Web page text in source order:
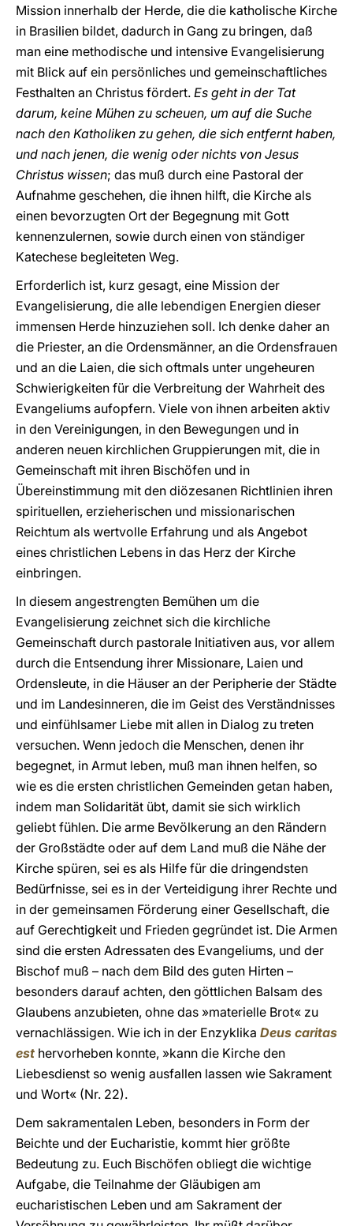
Mission innerhalb der Herde, die die katholische Kirche
in Brasilien bildet, dadurch in Gang zu bringen, daß
man eine methodische und intensive Evangelisierung
mit Blick auf ein persönliches und gemeinschaftliches
Festhalten an Christus fördert. Es geht in der Tat
darum, keine Mühen zu scheuen, um auf die Suche
nach den Katholiken zu gehen, die sich entfernt haben,
und nach jenen, die wenig oder nichts von Jesus
Christus wissen; das muß durch eine Pastoral der
Aufnahme geschehen, die ihnen hilft, die Kirche als
einen bevorzugten Ort der Begegnung mit Gott
kennenzulernen, sowie durch einen von ständiger
Katechese begleiteten Weg.
Erforderlich ist, kurz gesagt, eine Mission der
Evangelisierung, die alle lebendigen Energien dieser
immensen Herde hinzuziehen soll. Ich denke daher an
die Priester, an die Ordensmänner, an die Ordensfrauen
und an die Laien, die sich oftmals unter ungeheuren
Schwierigkeiten für die Verbreitung der Wahrheit des
Evangeliums aufopfern. Viele von ihnen arbeiten aktiv
in den Vereinigungen, in den Bewegungen und in
anderen neuen kirchlichen Gruppierungen mit, die in
Gemeinschaft mit ihren Bischöfen und in
Übereinstimmung mit den diözesanen Richtlinien ihren
spirituellen, erzieherischen und missionarischen
Reichtum als wertvolle Erfahrung und als Angebot
eines christlichen Lebens in das Herz der Kirche
einbringen.
In diesem angestrengten Bemühen um die
Evangelisierung zeichnet sich die kirchliche
Gemeinschaft durch pastorale Initiativen aus, vor allem
durch die Entsendung ihrer Missionare, Laien und
Ordensleute, in die Häuser an der Peripherie der Städte
und im Landesinneren, die im Geist des Verständnisses
und einfühlsamer Liebe mit allen in Dialog zu treten
versuchen. Wenn jedoch die Menschen, denen ihr
begegnet, in Armut leben, muß man ihnen helfen, so
wie es die ersten christlichen Gemeinden getan haben,
indem man Solidarität übt, damit sie sich wirklich
geliebt fühlen. Die arme Bevölkerung an den Rändern
der Großstädte oder auf dem Land muß die Nähe der
Kirche spüren, sei es als Hilfe für die dringendsten
Bedürfnisse, sei es in der Verteidigung ihrer Rechte und
in der gemeinsamen Förderung einer Gesellschaft, die
auf Gerechtigkeit und Frieden gegründet ist. Die Armen
sind die ersten Adressaten des Evangeliums, und der
Bischof muß – nach dem Bild des guten Hirten –
besonders darauf achten, den göttlichen Balsam des
Glaubens anzubieten, ohne das »materielle Brot« zu
vernachlässigen. Wie ich in der Enzyklika Deus caritas
est hervorheben konnte, »kann die Kirche den
Liebesdienst so wenig ausfallen lassen wie Sakrament
und Wort« (Nr. 22).
Dem sakramentalen Leben, besonders in Form der
Beichte und der Eucharistie, kommt hier größte
Bedeutung zu. Euch Bischöfen obliegt die wichtige
Aufgabe, die Teilnahme der Gläubigen am
eucharistischen Leben und am Sakrament der